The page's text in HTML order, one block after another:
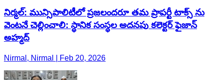
నిర్మల్: మున్సిపాలిటీలో ప్రజలందరూ తమ ప్రాపర్టీ టాక్స్ ను
వెంటనే చెల్లించాలి: స్థానిక సంస్థల అదనపు కలెక్టర్ ఫైజాన్
అహ్మద్
Nirmal, Nirmal | Feb 20, 2026